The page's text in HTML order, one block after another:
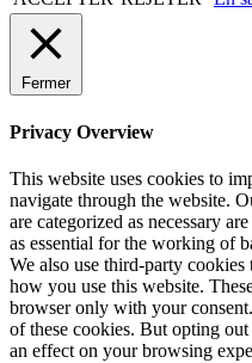
Fermer
Privacy Overview
This website uses cookies to
navigate through the website.
are categorized as necessary
as essential for the working of
We also use third-party cookies
how you use this website.
browser only with your
of these cookies. But opting
an effect on your browsing